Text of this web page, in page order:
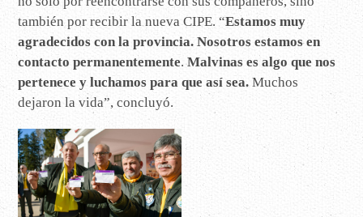
también por recibir la nueva CIPE. “Estamos muy
agradecidos con la provincia. Nosotros estamos en
contacto permanentemente.Malvinas es algo que nos
pertenece y luchamos para que así sea. Muchos
dejaron la vida”, concluyó.